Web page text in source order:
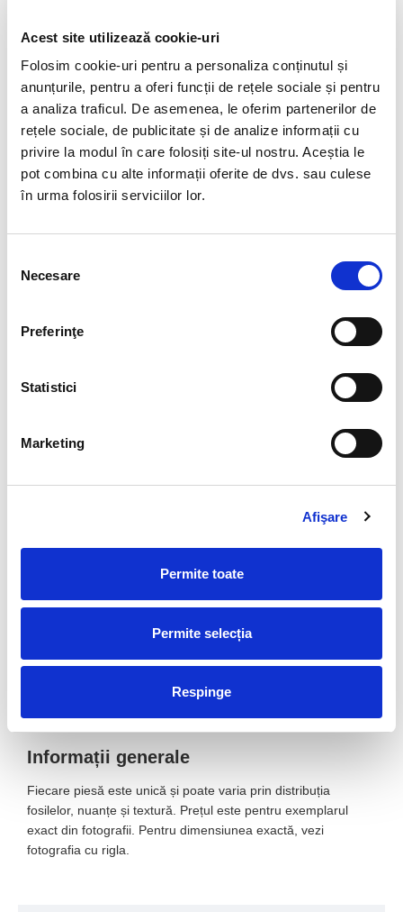
Acest site utilizează cookie-uri
Folosim cookie-uri pentru a personaliza conținutul și
anunțurile, pentru a oferi funcții de rețele sociale și pentru
a analiza traficul. De asemenea, le oferim partenerilor de
rețele sociale, de publicitate și de analize informații cu
privire la modul în care folosiți site-ul nostru. Aceștia le
pot combina cu alte informații oferite de dvs. sau culese
în urma folosirii serviciilor lor.
consimțământului
Necesare
Preferinţe
Statistici
Marketing
Afişare
Permite toate
Permite selecția
Respinge
Agatul Turitella provine din formațiunile geologice din statul
Wyoming (SUA), unde depozitele sedimentare bogate în
fosile s-au format în urmă cu milioane de ani. Silicifierea
treptată a conservat cochiliile în interiorul calcedoniei,
transformându-le într-un material decorativ spectaculos.
Din punct de vedere mineralogic, Agatul Turitella este o
varietate de calcedonie, alcătuită din dioxid de siliciu (SiO₂),
cu o duritate de 6,5–7pe scara Mohs și cristalizare în sistem
piese, fiecare exemplar având un desen complet unic.
Dimensiunea generoasă și secțiunea lustruită fac din această
transformă fiecare exemplar într-o adevărată mărturie a vieții
Exemplar de colecție pentru pasionații de fosile și
Potrivit pentru expunere datorită feței lustruite care
Se asociază foarte bine cu:
Lemn pietrificat
Informații generale
Fiecare piesă este unică și poate varia prin distribuția
fosilelor, nuanțe și textură. Prețul este pentru exemplarul
exact din fotografii. Pentru dimensiunea exactă, vezi
fotografia cu rigla.